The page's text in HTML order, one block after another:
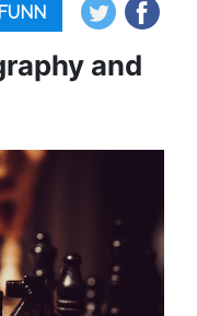
and